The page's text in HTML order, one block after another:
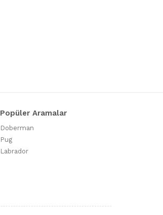
Popüler Aramalar
Doberman
Pug
Labrador